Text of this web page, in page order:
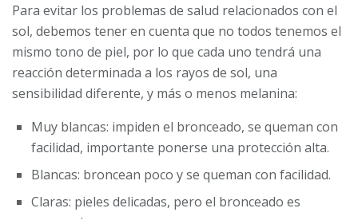
Para evitar los problemas de salud relacionados con el
sol, debemos tener en cuenta que no todos tenemos el
mismo tono de piel, por lo que cada uno tendrá una
reacción determinada a los rayos de sol, una
sensibilidad diferente, y más o menos melanina:
Muy blancas: impiden el bronceado, se queman con
facilidad, importante ponerse una protección alta.
Blancas: broncean poco y se queman con facilidad.
Claras: pieles delicadas, pero el bronceado es